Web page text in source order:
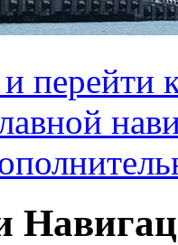
перейти